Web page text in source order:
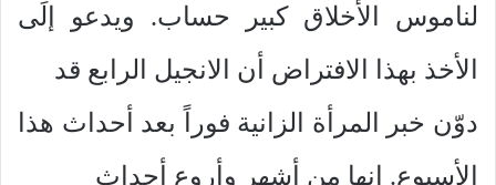
لناموس الأخلاق كبير حساب. ويدعو إلَى
الأخذ بهذا الافتراض أن الانجيل الرابع قد
دوّن خبر المرأة الزانية فوراً بعد أحداث هذا
الأسبوع. إنها من أشهر وأروع أحداث